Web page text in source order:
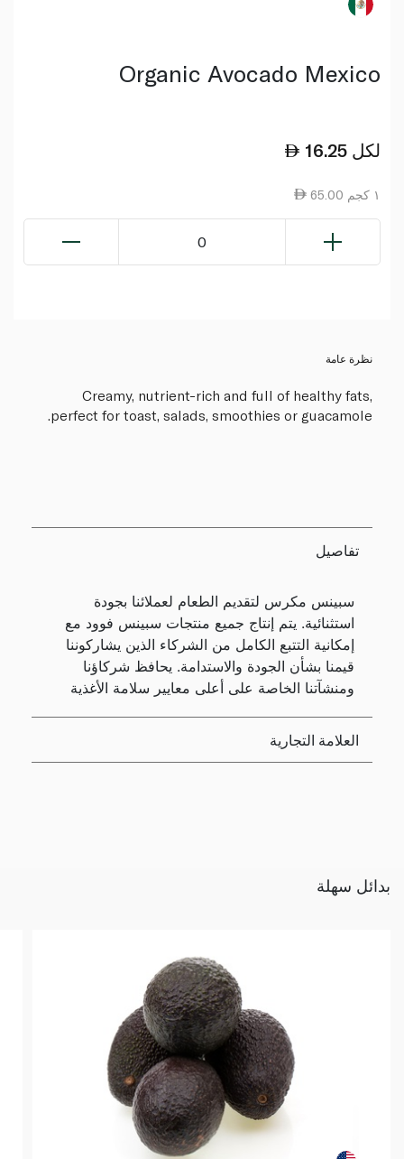
Organic Avocado Mexico
16.25 لكل
65.00 ١ كجم
0
نظرة عامة
Creamy, nutrient-rich and full of healthy fats,
perfect for toast, salads, smoothies or guacamole.
تفاصيل
سبينس مكرس لتقديم الطعام لعملائنا بجودة
استثنائية. يتم إنتاج جميع منتجات سبينس فوود مع
إمكانية التتبع الكامل من الشركاء الذين يشاركوننا
قيمنا بشأن الجودة والاستدامة. يحافظ شركاؤنا
ومنشآتنا الخاصة على أعلى معايير سلامة الأغذية
العلامة التجارية
بدائل سهلة